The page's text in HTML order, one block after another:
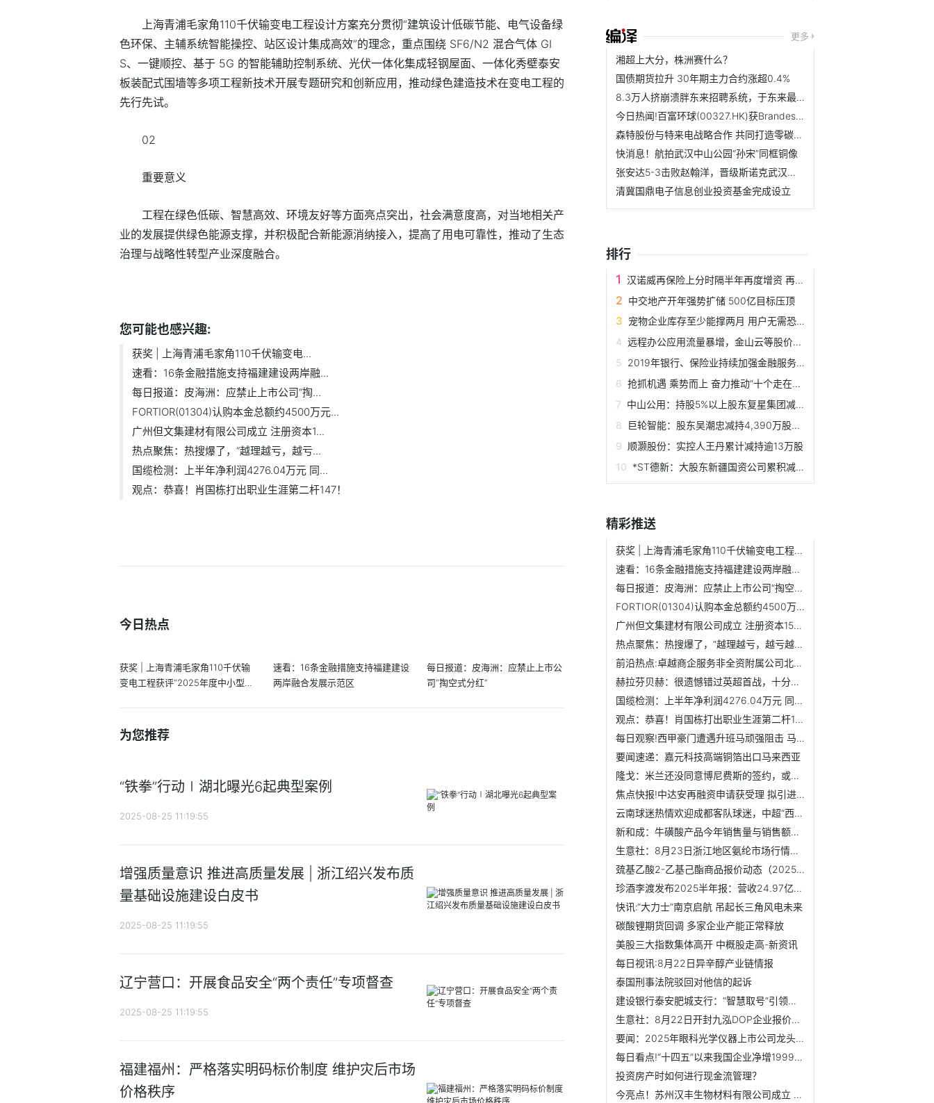
上海青浦毛家角110千伏输变电工程设计方案充分贯彻“建筑设计低碳节能、电气设备绿
色环保、主辅系统智能操控、站区设计集成高效”的理念，重点围绕 SF6/N2 混合气体 GI
S、一键顺控、基于 5G 的智能辅助控制系统、光伏一体化集成轻钢屋面、一体化秀壁泰安
板装配式围墙等多项工程新技术开展专题研究和创新应用，推动绿色建造技术在变电工程的
先行先试。
02
重要意义
工程在绿色低碳、智慧高效、环境友好等方面亮点突出，社会满意度高，对当地相关产
业的发展提供绿色能源支撑，并积极配合新能源消纳接入，提高了用电可靠性，推动了生态
治理与战略性转型产业深度融合。
您可能也感兴趣:
获奖 | 上海青浦毛家角110千伏输变电...
速看：16条金融措施支持福建建设两岸融...
每日报道：皮海洲：应禁止上市公司“掏...
FORTIOR(01304)认购本金总额约4500万元...
广州但文集建材有限公司成立 注册资本1...
热点聚焦：热搜爆了，“越理越亏，越亏...
国缆检测：上半年净利润4276.04万元 同...
观点：恭喜！肖国栋打出职业生涯第二杆147！
今日热点
获奖 | 上海青浦毛家角110千伏输
变电工程获评“2025年度中小型
速看：16条金融措施支持福建建设
两岸融合发展示范区
每日报道：皮海洲：应禁止上市公
司“掏空式分红”
为您推荐
“铁拳”行动∣湖北曝光6起典型案例
2025-08-25 11:19:55
增强质量意识 推进高质量发展 | 浙江绍兴发布质
量基础设施建设白皮书
2025-08-25 11:19:55
辽宁营口：开展食品安全“两个责任”专项督查
2025-08-25 11:19:55
福建福州：严格落实明码标价制度 维护灾后市场
价格秩序
更多
湘超上大分，株洲赛什么？
国债期货拉升 30年期主力合约涨超0.4%
8.3万人挤崩溃胖东来招聘系统，于东来最新回应：没投上的朋友...
今日热闻!百富环球(00327.HK)获Brandes Investment Partners, L.P.增持27.5万股
森特股份与特来电战略合作 共同打造零碳交通新范式
快消息！航拍武汉中山公园“孙宋”同框铜像
张安达5-3击败赵翰洋，晋级斯诺克武汉公开赛32强 速看
清冀国鼎电子信息创业投资基金完成设立
排行
汉诺威再保险上分时隔半年再度增资 再保主体陆续增资提升实力
中交地产开年强势扩储 500亿目标压顶
宠物企业库存至少能撑两月 用户无需恐慌
远程办公应用流量暴增，金山云等股价涨势明显
2019年银行、保险业持续加强金融服务 总资产平稳增长
抢抓机遇 乘势而上 奋力推动“十个走在全市前列”——访市...
中山公用：持股5%以上股东复星集团减持均价8.75元
巨轮智能：股东吴潮忠减持4,390万股股价1.81元起
顺灏股份：实控人王丹累计减持逾13万股
*ST德新：大股东新疆国资公司累积减持251.83万股
精彩推送
获奖 | 上海青浦毛家角110千伏输变电工程获评“2025年度中...
速看：16条金融措施支持福建建设两岸融合发展示范区
每日报道：皮海洲：应禁止上市公司“掏空式分红”
FORTIOR(01304)认购本金总额约4500万元的结构性存款产品
广州但文集建材有限公司成立 注册资本15万人民币 今日要闻
热点聚焦：热搜爆了，“越理越亏，越亏越理？” 江苏国泰138...
前沿热点:卓越商企服务非全资附属公司北京环球涉诉案件已判决
赫拉芬贝赫：很遗憾错过英超首战，十分兴奋现在能回归球队 ...
国缆检测：上半年净利润4276.04万元 同比增长13.32%
观点：恭喜！肖国栋打出职业生涯第二杆147！
每日观察!西甲豪门遭遇升班马顽强阻击 马竞爆冷战平埃尔切
要闻速递：嘉元科技高端铜箔出口马来西亚
隆戈：米兰还没同意博尼费斯的签约，或要求在其租借费上打折
焦点快报!中达安再融资申请获受理 拟引进新控股股东厦门建熙
云南球迷热情欢迎成都客队球迷，中超“西南德比”未赛先火
新和成：牛磺酸产品今年销售量与销售额同比均处于上升阶段-新...
生意社：8月23日浙江地区氨纶市场行情暂稳
巯基乙酸2-乙基己酯商品报价动态（2025-08-23） 快资讯
珍酒李渡发布2025半年报：营收24.97亿元， 净利6.13亿元
快讯:“大力士”南京启航 吊起长三角风电未来
碳酸锂期货回调 多家企业产能正常释放
美股三大指数集体高开 中概股走高-新资讯
每日视讯:8月22日异辛醇产业链情报
泰国刑事法院驳回对他信的起诉
建设银行泰安肥城支行：“智慧取号”引领服务新体验 快播报
生意社：8月22日开封九泓DOP企业报价暂稳
要闻：2025年眼科光学仪器上市公司龙头，名单收好啦！（8月22日）
每日看点!“十四五”以来我国企业净增1999.9万户
投资房产时如何进行现金流管理？
今亮点！苏州汉丰生物材料有限公司成立 注册资本10万人民币